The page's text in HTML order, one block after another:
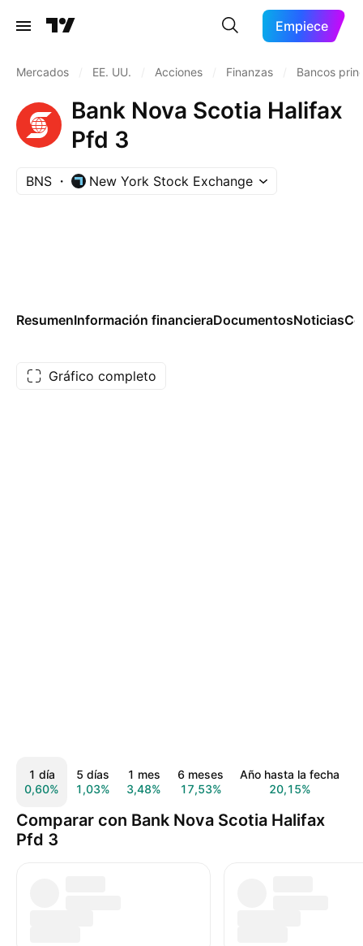
Empiece
Mercados EE. UU. Acciones Finanzas Bancos
Bank Nova Scotia Halifax
Pfd 3
BNS New York Stock Exchange
ResumenInformación financieraDocumentosNoticias
Gráfico completo
1 día
0,60%
5 días
1,03%
1 mes
3,48%
6 meses
17,53%
Año hasta la fecha
20,15%
Comparar con Bank Nova Scotia Halifax
Pfd 3